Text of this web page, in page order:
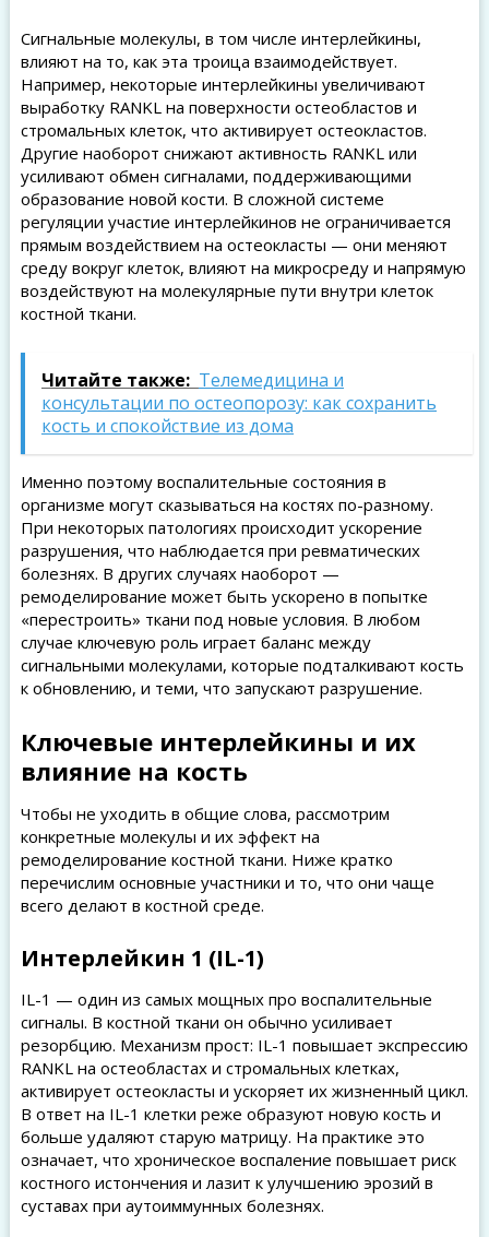
Сигнальные молекулы, в том числе интерлейкины,
влияют на то, как эта троица взаимодействует.
Например, некоторые интерлейкины увеличивают
выработку RANKL на поверхности остеобластов и
стромальных клеток, что активирует остеокластов.
Другие наоборот снижают активность RANKL или
усиливают обмен сигналами, поддерживающими
образование новой кости. В сложной системе
регуляции участие интерлейкинов не ограничивается
прямым воздействием на остеокласты — они меняют
среду вокруг клеток, влияют на микросреду и напрямую
воздействуют на молекулярные пути внутри клеток
костной ткани.
Читайте также: Телемедицина и
консультации по остеопорозу: как сохранить
кость и спокойствие из дома
Именно поэтому воспалительные состояния в
организме могут сказываться на костях по-разному.
При некоторых патологиях происходит ускорение
разрушения, что наблюдается при ревматических
болезнях. В других случаях наоборот —
ремоделирование может быть ускорено в попытке
«перестроить» ткани под новые условия. В любом
случае ключевую роль играет баланс между
сигнальными молекулами, которые подталкивают кость
к обновлению, и теми, что запускают разрушение.
Ключевые интерлейкины и их
влияние на кость
Чтобы не уходить в общие слова, рассмотрим
конкретные молекулы и их эффект на
ремоделирование костной ткани. Ниже кратко
перечислим основные участники и то, что они чаще
всего делают в костной среде.
Интерлейкин 1 (IL-1)
IL-1 — один из самых мощных про воспалительные
сигналы. В костной ткани он обычно усиливает
резорбцию. Механизм прост: IL-1 повышает экспрессию
RANKL на остеобластах и стромальных клетках,
активирует остеокласты и ускоряет их жизненный цикл.
В ответ на IL-1 клетки реже образуют новую кость и
больше удаляют старую матрицу. На практике это
означает, что хроническое воспаление повышает риск
костного истончения и лазит к улучшению эрозий в
суставах при аутоиммунных болезнях.